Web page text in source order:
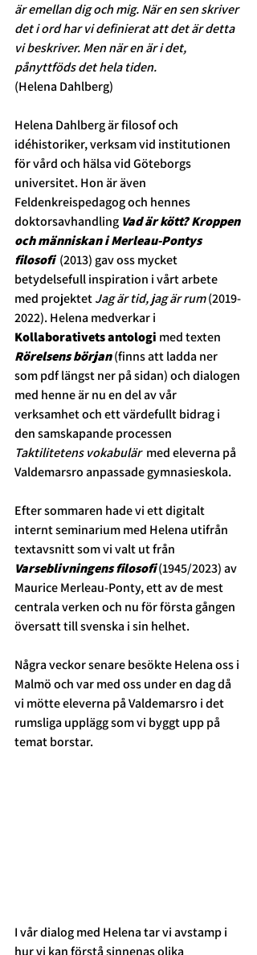
är emellan dig och mig. När en sen skriver
det i ord har vi definierat att det är detta
vi beskriver. Men när en är i det,
pånyttföds det hela tiden.
(Helena Dahlberg)
Helena Dahlberg är filosof och
idéhistoriker, verksam vid institutionen
för vård och hälsa vid Göteborgs
universitet. Hon är även
Feldenkreispedagog och hennes
doktorsavhandling Vad är kött? Kroppen
och människan i Merleau-Pontys
filosofi (2013) gav oss mycket
betydelsefull inspiration i vårt arbete
med projektet Jag är tid, jag är rum (2019-
2022). Helena medverkar i
Kollaborativets antologi med texten
Rörelsens början(finns att ladda ner
som pdf längst ner på sidan) och dialogen
med henne är nu en del av vår
verksamhet och ett värdefullt bidrag i
den samskapande processen
Taktilitetens vokabulär med eleverna på
Valdemarsro anpassade gymnasieskola.
Efter sommaren hade vi ett digitalt
internt seminarium med Helena utifrån
textavsnitt som vi valt ut från
Varseblivningens filosofi (1945/2023) av
Maurice Merleau-Ponty, ett av de mest
centrala verken och nu för första gången
översatt till svenska i sin helhet.
Några veckor senare besökte Helena oss i
Malmö och var med oss under en dag då
vi mötte eleverna på Valdemarsro i det
rumsliga upplägg som vi byggt upp på
temat borstar.
I vår dialog med Helena tar vi avstamp i